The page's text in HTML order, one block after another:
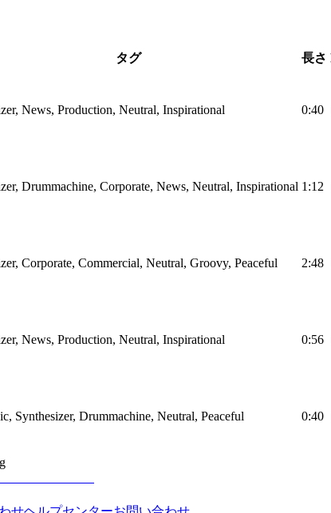
タグ 長さ
News, Production, Neutral, Inspirational 0:40
Drummachine, Corporate, News, Neutral, Inspirational 1:12
Corporate, Commercial, Neutral, Groovy, Peaceful 2:48
News, Production, Neutral, Inspirational 0:56
Synthesizer, Drummachine, Neutral, Peaceful 0:40